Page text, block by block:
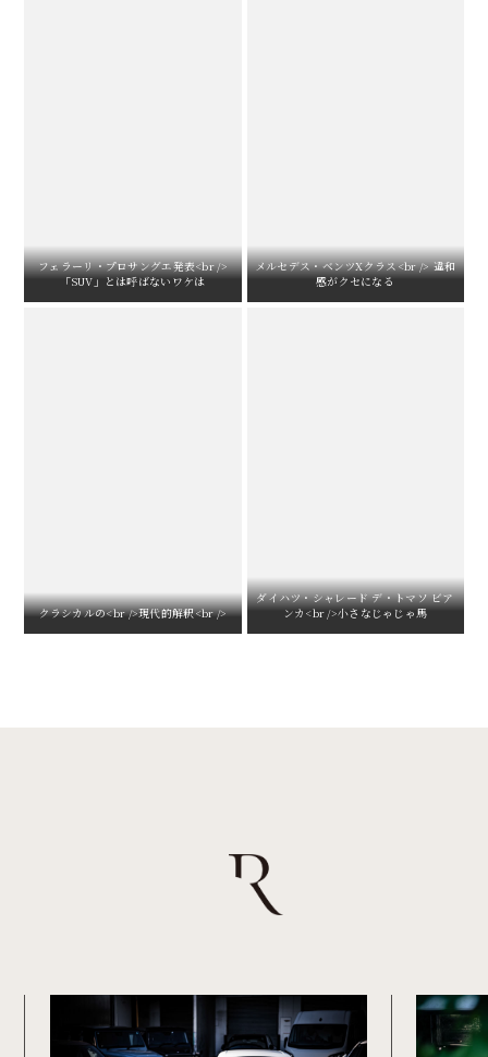
フェラーリ・プロサングエ発表<br />
「SUV」とは呼ばないワケは
メルセデス・ベンツXクラス<br /> 違和
感がクセになる
クラシカルの<br />現代的解釈<br />
ダイハツ・シャレード デ・トマソ ビア
ンカ<br />小さなじゃじゃ馬